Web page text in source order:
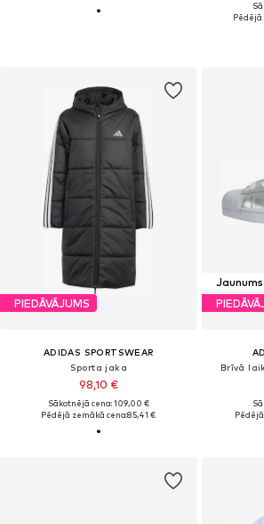
Pēdējā
PIEDĀVĀJUMS
ADIDAS SPORTSWEAR
Sporta jaka
98,10 €
Sākotnējā cena: 109,00 €
Pēdējā zemākā cena:85,41 €
Jaunums
Brīvā